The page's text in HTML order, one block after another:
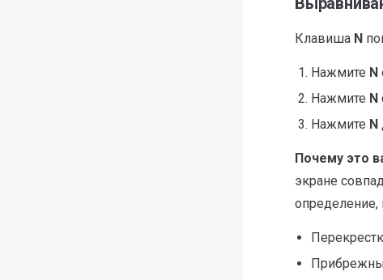
Клавиша N
Нажмите N
Нажмите N
Нажмите N
Почему это
экране
определение,